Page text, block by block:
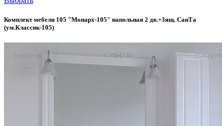
Комплект мебели 105 "Монарх-105" напольная 2 дв.+3ящ. СанТа
(ум.Классик-105)